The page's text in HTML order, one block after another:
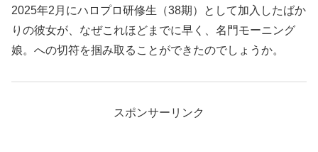
2025年2月にハロプロ研修生（38期）として加入したばか
りの彼女が、なぜこれほどまでに早く、名門モーニング
娘。への切符を掴み取ることができたのでしょうか。
スポンサーリンク